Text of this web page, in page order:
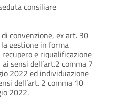
consiliare
convenzione, ex art. 30
gestione in forma
e riqualificazione
sensi dell’art.2 comma 7
2022 ed individuazione
dell’art. 2 comma 10
2022.